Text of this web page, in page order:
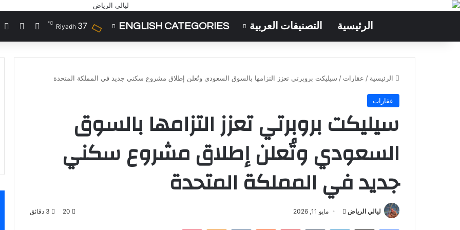
الرئيسية التصنيفات العربية ENGLISH CATEGORIES
Riyadh 37
℃ تسجيل
الرئيسية / عقارات / سيليكت بروبرتي تعزز التزامها بالسوق السعودي وتُعلن إطلاق مشروع سكني جديد في المملكة المتحدة
عقارات
سيليكت بروبرتي تعزز التزامها بالسوق
السعودي وتُعلن إطلاق مشروع سكني
جديد في المملكة المتحدة
ليالي الرياض مايو 11, 2026 20